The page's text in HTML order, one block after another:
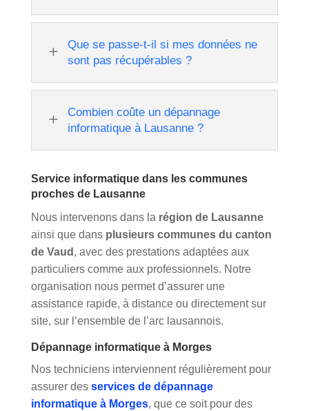
L
Que se passe-t-il si mes données ne
sont pas récupérables ?
L
Combien coûte un dépannage
informatique à Lausanne ?
Service informatique dans les communes
proches de Lausanne
Nous intervenons dans la région de Lausanne
ainsi que dans plusieurs communes du canton
de Vaud , avec des prestations adaptées aux
particuliers comme aux professionnels. Notre
organisation nous permet d’assurer une
assistance rapide, à distance ou directement sur
site, sur l’ensemble de l’arc lausannois.
Dépannage informatique à Morges
Nos techniciens interviennent régulièrement pour
assurer des services de dépannage
informatique à Morges, que ce soit pour des